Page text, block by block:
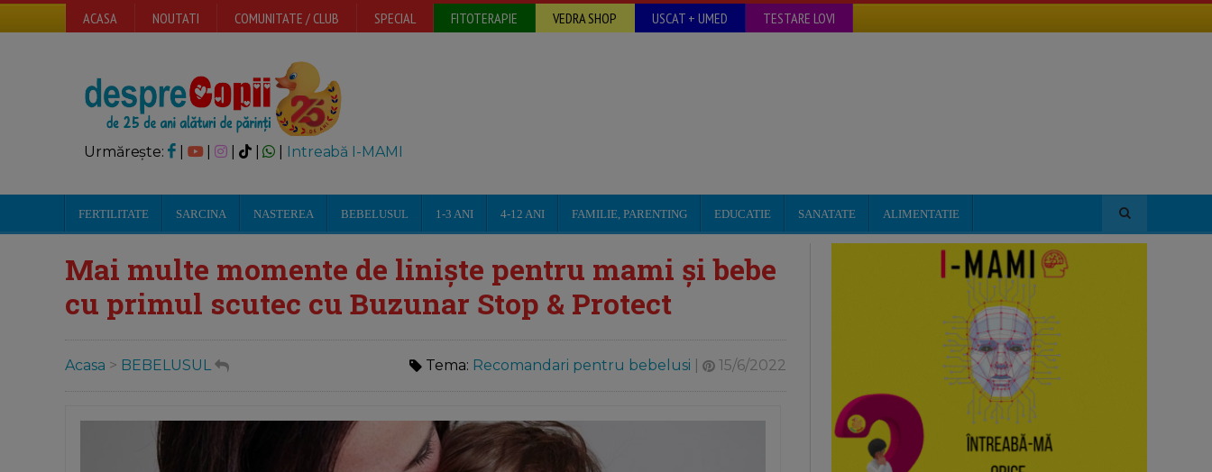
ACASA NOUTATI COMUNITATE / CLUB SPECIAL FITOTERAPIE VEDRA SHOP USCAT + UMED TESTARE LOVI
Urmărește: | | Intreabă I-MAMI
FERTILITATE SARCINA NASTEREA BEBELUSUL 1-3 ANI 4-12 ANI FAMILIE, PARENTING EDUCATIE SANATATE ALIMENTATIE
Mai multe momente de liniște pentru mami și bebe
cu primul scutec cu Buzunar Stop & Protect
Acasa > BEBELUSUL Tema: Recomandari pentru bebelusi 15/6/2022